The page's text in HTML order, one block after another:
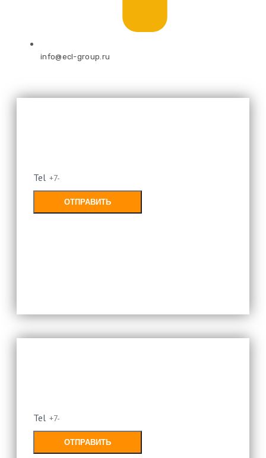
info@ecl-group.ru
Tel
ОТПРАВИТЬ
Tel
ОТПРАВИТЬ